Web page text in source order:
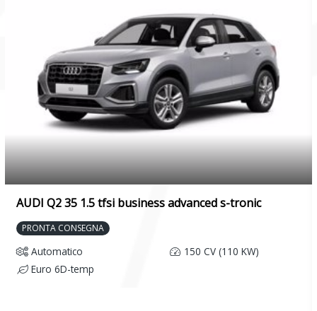
AUDI Q2 35 1.5 tfsi business advanced s-tronic
PRONTA CONSEGNA
Automatico
150 CV (110 KW)
Euro 6D-temp